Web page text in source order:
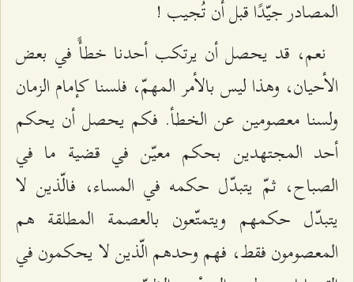
المصادر جيّدًا قبل أن تُجيب !
نعم، قد يحصل أن يرتكب أحدنا خطأً في بعض
الأحيان، وهذا ليس بالأمر المهمّ، فلسنا كإمام الزمان
ولسنا معصومين عن الخطأ. فكم يحصل أن يحكم
أحد المجتهدين بحكم معيّن في قضية ما في
الصباح، ثمّ يتبدّل حكمه في المساء، فالّذين لا
يتبدّل حكمهم ويتمتّعون بالعصمة المطلقة هم
المعصومون فقط، فهم وحدهم الّذين لا يحكمون في